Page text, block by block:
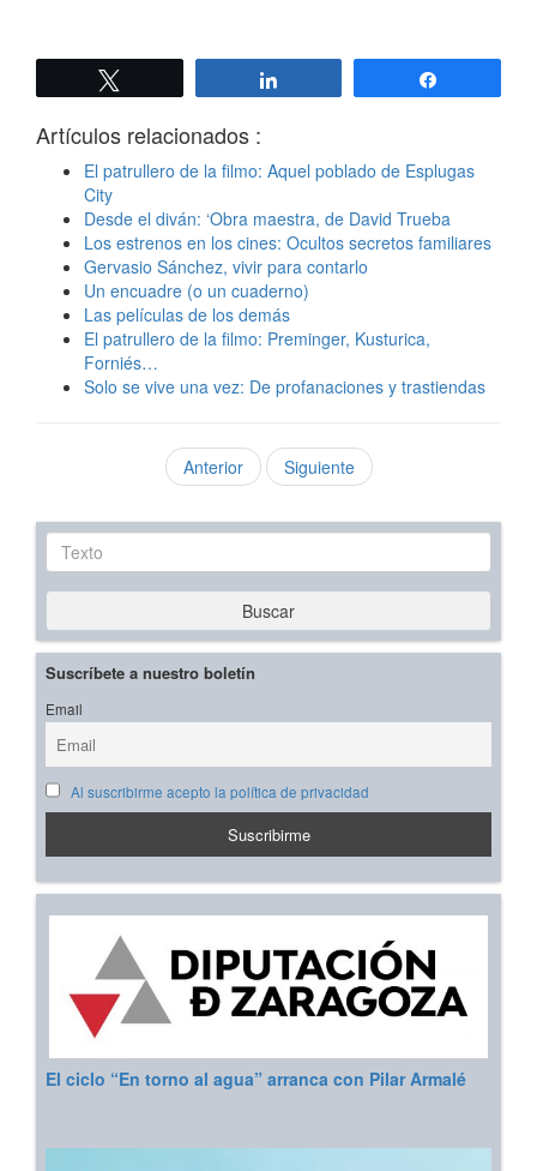
Artículos relacionados :
El patrullero de la filmo: Aquel poblado de Esplugas
City
Desde el diván: ‘Obra maestra, de David Trueba
Los estrenos en los cines: Ocultos secretos familiares
Gervasio Sánchez, vivir para contarlo
Un encuadre (o un cuaderno)
Las películas de los demás
El patrullero de la filmo: Preminger, Kusturica,
Forniés…
Solo se vive una vez: De profanaciones y trastiendas
Anterior Siguiente
Texto
Buscar
Suscríbete a nuestro boletín
Email
Al suscribirme acepto la política de privacidad
El ciclo “En torno al agua” arranca con Pilar Armalé